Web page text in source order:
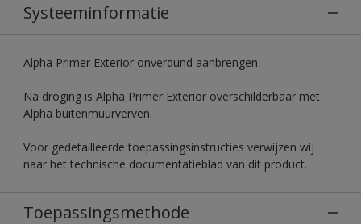
Systeeminformatie
Alpha Primer Exterior onverdund aanbrengen.
Na droging is Alpha Primer Exterior overschilderbaar met
Alpha buitenmuurverven.
Voor gedetailleerde toepassingsinstructies verwijzen wij
naar het technische documentatieblad van dit product.
Toepassingsmethode